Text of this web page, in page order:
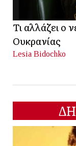
Τι αλλάζει ο
Ουκρανίας
Lesia Bidochko